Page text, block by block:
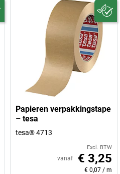
Papieren verpakkingstape
– tesa
tesa® 4713
Excl. BTW
vanaf € 3,25
€ 0,07 / m